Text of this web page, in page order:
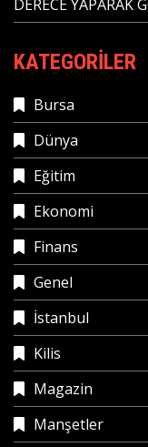
DERECE YAPARAK
KATEGORILER
Bursa
Dünya
Eğitim
Ekonomi
Finans
Genel
İstanbul
Kilis
Magazin
Manşetler